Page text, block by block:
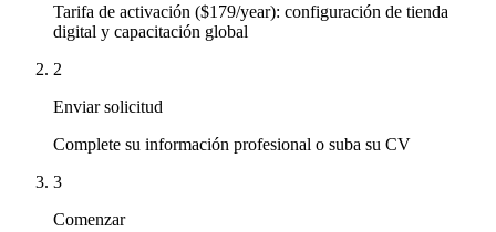
Tarifa de activación ($179/year): configuración de tienda
digital y capacitación global
2
Enviar solicitud
Complete su información profesional o suba su CV
3
Comenzar